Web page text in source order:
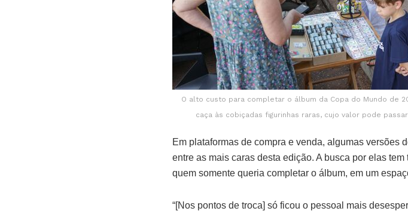
O alto custo para completar o álbum da Copa do Mundo de
caça às cobiçadas figurinhas raras, cujo valor pode
Em plataformas de compra e venda, algumas versões
entre as mais caras desta edição. A busca por elas
quem somente queria completar o álbum, em um
“[Nos pontos de troca] só ficou o pessoal mais